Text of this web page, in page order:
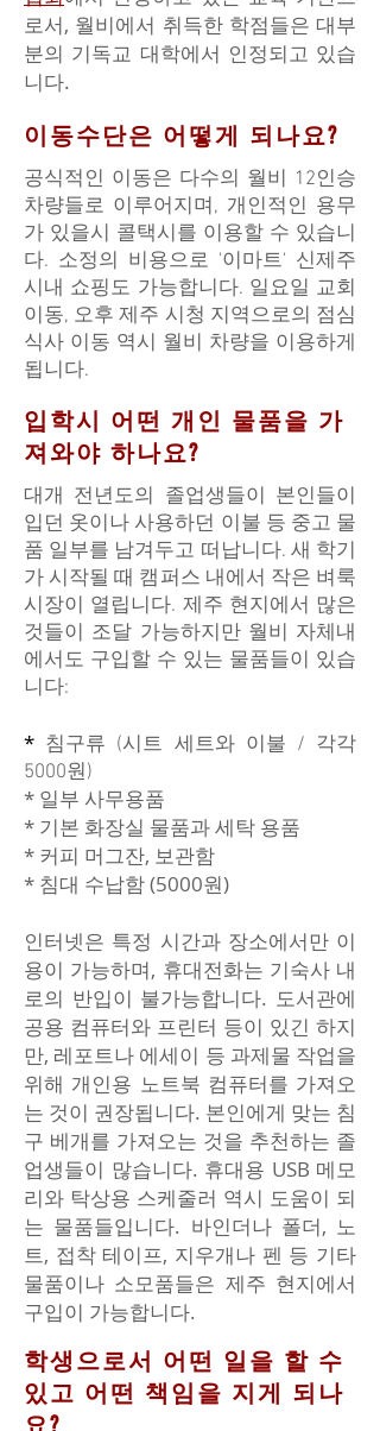
로서, 월비에서 취득한 학점들은 대부
분의 기독교 대학에서 인정되고 있습
니다.
이동수단은 어떻게 되나요?
공식적인 이동은 다수의 월비 12인승
차량들로 이루어지며, 개인적인 용무
가 있을시 콜택시를 이용할 수 있습니
다. 소정의 비용으로 '이마트' 신제주
시내 쇼핑도 가능합니다. 일요일 교회
이동, 오후 제주 시청 지역으로의 점심
식사 이동 역시 월비 차량을 이용하게
됩니다.
입학시 어떤 개인 물품을 가
져와야 하나요?
대개 전년도의 졸업생들이 본인들이
입던 옷이나 사용하던 이불 등 중고 물
품 일부를 남겨두고 떠납니다. 새 학기
가 시작될 때 캠퍼스 내에서 작은 벼룩
시장이 열립니다. 제주 현지에서 많은
것들이 조달 가능하지만 월비 자체내
에서도 구입할 수 있는 물품들이 있습
니다:
* 침구류 (시트 세트와 이불 / 각각
5000원)
* 일부 사무용품
* 기본 화장실 물품과 세탁 용품
* 커피 머그잔, 보관함
* 침대 수납함 (5000원)
인터넷은 특정 시간과 장소에서만 이
용이 가능하며, 휴대전화는 기숙사 내
로의 반입이 불가능합니다. 도서관에
공용 컴퓨터와 프린터 등이 있긴 하지
만, 레포트나 에세이 등 과제물 작업을
위해 개인용 노트북 컴퓨터를 가져오
는 것이 권장됩니다. 본인에게 맞는 침
구 베개를 가져오는 것을 추천하는 졸
업생들이 많습니다. 휴대용 USB 메모
리와 탁상용 스케줄러 역시 도움이 되
는 물품들입니다. 바인더나 폴더, 노
트, 접착 테이프, 지우개나 펜 등 기타
물품이나 소모품들은 제주 현지에서
구입이 가능합니다.
학생으로서 어떤 일을 할 수
있고 어떤 책임을 지게 되나
요?